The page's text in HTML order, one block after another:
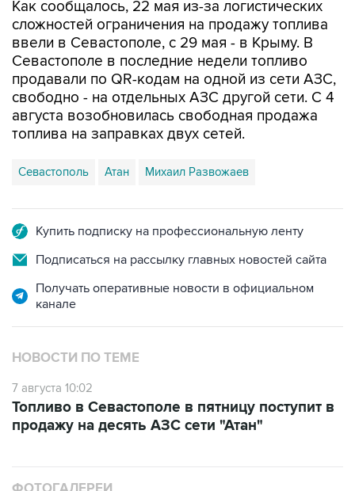
ввели в Севастополе, с 29 мая - в Крыму. В
Севастополе в последние недели топливо
продавали по QR-кодам на одной из сети АЗС,
свободно - на отдельных АЗС другой сети. С 4
августа возобновилась свободная продажа
топлива на заправках двух сетей.
Севастополь Атан Михаил Развожаев
Подписаться на рассылку главных новостей сайта
Получать оперативные новости в официальном
НОВОСТИ ПО ТЕМЕ
7 августа 10:02
продажу на десять АЗС сети "Атан"